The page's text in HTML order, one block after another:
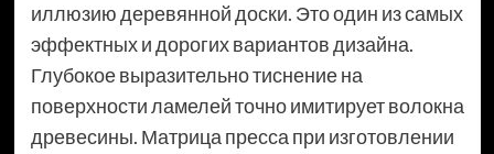
иллюзию деревянной доски. Это один из самых
эффектных и дорогих вариантов дизайна.
Глубокое выразительно тиснение на
поверхности ламелей точно имитирует волокна
древесины. Матрица пресса при изготовлении